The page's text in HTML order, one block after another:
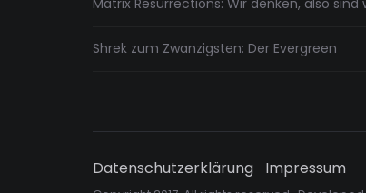
Matrix Resurrections: Wir denken, also sind
Shrek zum Zwanzigsten: Der Evergreen
Datenschutzerklärung Impressum